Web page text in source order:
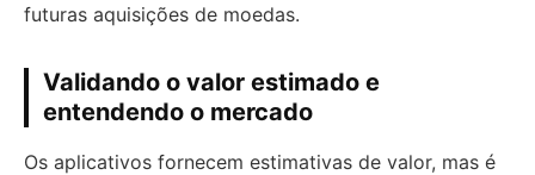
futuras aquisições de moedas.
Validando o valor estimado e
entendendo o mercado
Os aplicativos fornecem estimativas de valor, mas é